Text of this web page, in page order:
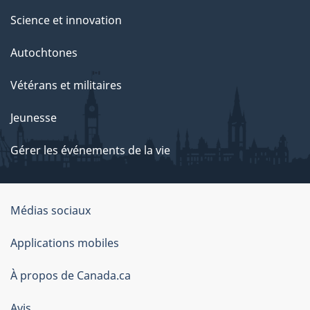
Science et innovation
Autochtones
Vétérans et militaires
Jeunesse
Gérer les événements de la vie
Organisation
du
gouvernement
du
Canada
Médias sociaux
Applications mobiles
À propos de Canada.ca